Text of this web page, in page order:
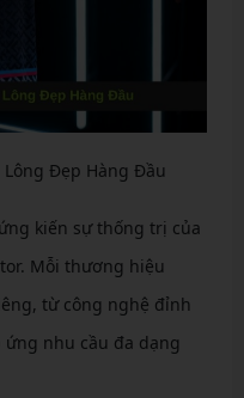
Lông Đẹp Hàng Đầu
kiến sự thống trị của
Mỗi thương hiệu
từ công nghệ đỉnh
nhu cầu đa dạng